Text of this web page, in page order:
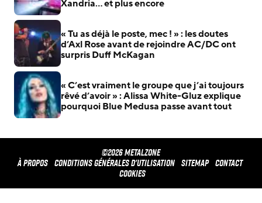
Xandria… et plus encore
« Tu as déjà le poste, mec ! » : les doutes
d’Axl Rose avant de rejoindre AC/DC ont
surpris Duff McKagan
« C’est vraiment le groupe que j’ai toujours
rêvé d’avoir » : Alissa White-Gluz explique
pourquoi Blue Medusa passe avant tout
©2026 METALZONE
À propos Conditions générales d'utilisation Sitemap Contact
Cookies